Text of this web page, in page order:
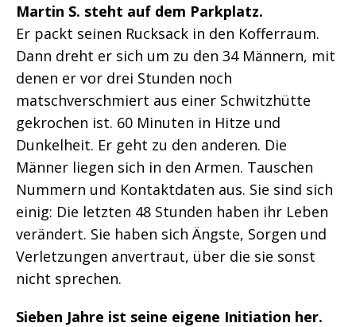
Martin S. steht auf dem Parkplatz.
Er packt seinen Rucksack in den Kofferraum.
Dann dreht er sich um zu den 34 Männern, mit
denen er vor drei Stunden noch
matschverschmiert aus einer Schwitzhütte
gekrochen ist. 60 Minuten in Hitze und
Dunkelheit. Er geht zu den anderen. Die
Männer liegen sich in den Armen. Tauschen
Nummern und Kontaktdaten aus. Sie sind sich
einig: Die letzten 48 Stunden haben ihr Leben
verändert. Sie haben sich Ängste, Sorgen und
Verletzungen anvertraut, über die sie sonst
nicht sprechen.
Sieben Jahre ist seine eigene Initiation her.